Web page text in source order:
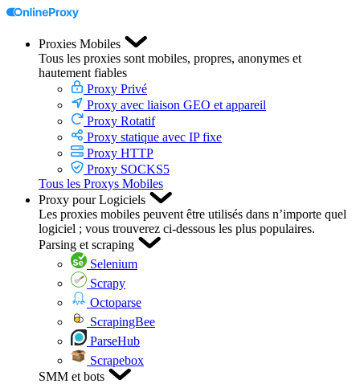
Proxies Mobiles
Tous les proxies sont mobiles, propres, anonymes et
hautement fiables
Proxy Privé
Proxy avec liaison GEO et appareil
Proxy Rotatif
Proxy statique avec IP fixe
Proxy HTTP
Proxy SOCKS5
Tous les Proxys Mobiles
Proxy pour Logiciels
Les proxies mobiles peuvent être utilisés dans n’importe quel
logiciel ; vous trouverez ci-dessous les plus populaires.
Parsing et scraping
Selenium
Scrapy
Octoparse
ScrapingBee
ParseHub
Scrapebox
SMM et bots